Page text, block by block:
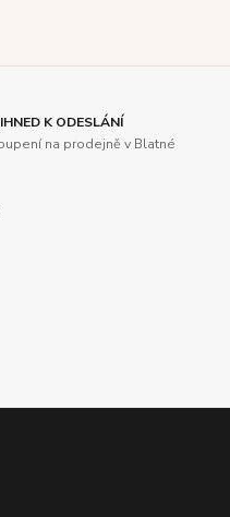
K ODESLÁNÍ
na prodejně v Blatné